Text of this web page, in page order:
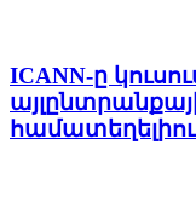
ICANN-ը